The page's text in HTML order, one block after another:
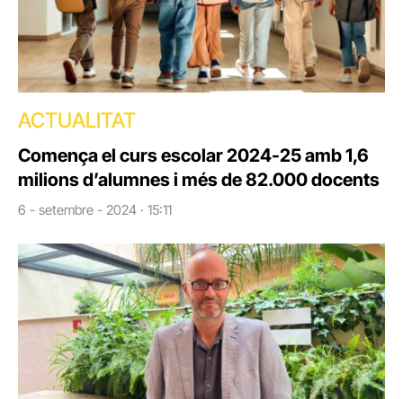
ACTUALITAT
Comença el curs escolar 2024-25 amb 1,6
milions d’alumnes i més de 82.000 docents
6 - setembre - 2024 · 15:11